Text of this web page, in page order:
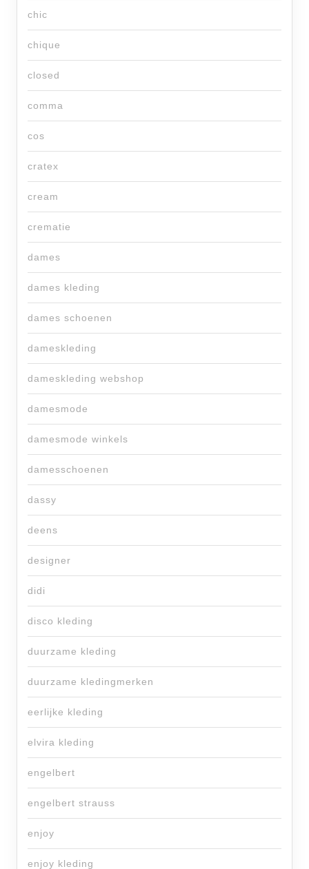
chic
chique
closed
comma
cos
cratex
cream
crematie
dames
dames kleding
dames schoenen
dameskleding
dameskleding webshop
damesmode
damesmode winkels
damesschoenen
dassy
deens
designer
didi
disco kleding
duurzame kleding
duurzame kledingmerken
eerlijke kleding
elvira kleding
engelbert
engelbert strauss
enjoy
enjoy kleding